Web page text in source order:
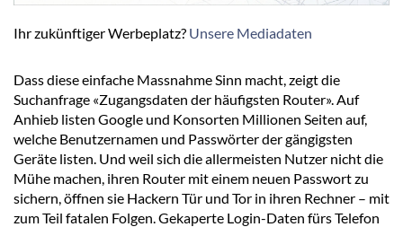
Ihr zukünftiger Werbeplatz? Unsere Mediadaten
Dass diese einfache Massnahme Sinn macht, zeigt die
Suchanfrage «Zugangsdaten der häufigsten Router». Auf
Anhieb listen Google und Konsorten Millionen Seiten auf,
welche Benutzernamen und Passwörter der gängigsten
Geräte listen. Und weil sich die allermeisten Nutzer nicht die
Mühe machen, ihren Router mit einem neuen Passwort zu
sichern, öffnen sie Hackern Tür und Tor in ihren Rechner – mit
zum Teil fatalen Folgen. Gekaperte Login-Daten fürs Telefon